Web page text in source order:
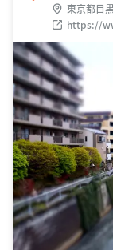
東京都目
https://